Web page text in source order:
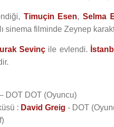
Timuçin Esen, Selma
sinema filminde Zeynep
Sevinçile evlendi.
DOT DOT (Oyuncu)
: David Greig - DOT